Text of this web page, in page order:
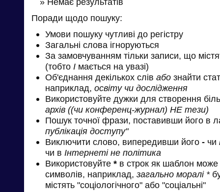
Поради щодо пошуку:
Умови пошуку чутливі до регістру
Загальні слова ігноруються
За замовчуванням тільки записи, що
(тобто І мається на увазі)
Об'єднання декількох слів або знайти
наприклад, освіту чи дослідження
Використовуйте дужки для створення
архів ((чи конференц-журнал) НЕ тези)
Пошук точної фрази, поставивши його в
публікація доступу"
Виключити слово, випередивши його - чи
чи в Інтернеті не політика
Використовуйте * в строк як шаблон може
символів, наприклад, загально моралі *
містять "соціологічного" або "соціальні"